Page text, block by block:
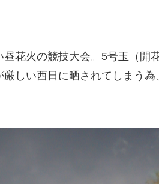
花火の競技大会。5号玉（開
しい西日に晒されてしまう